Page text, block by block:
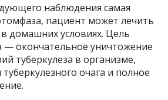
наблюдения самая
пациент может лечить
в домашних условиях. Цель
— окончательное уничтожение
туберкулеза в организме,
очага и полное